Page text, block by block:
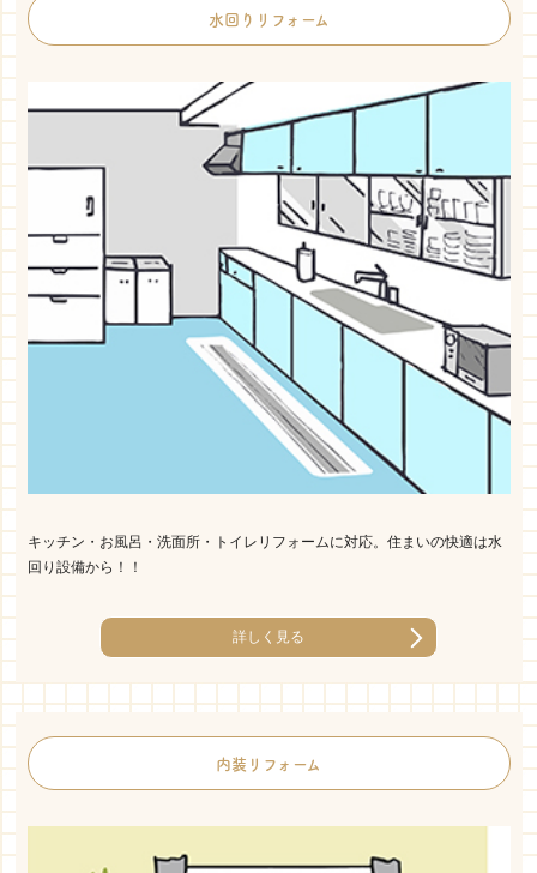
水回りリフォーム
キッチン・お風呂・洗面所・トイレリフォームに対応。住まいの快適は水
回り設備から！！
詳しく見る
内装リフォーム